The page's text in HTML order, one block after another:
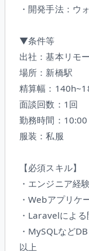
・開発手法：ウ
▼条件等
出社：基本リモ
場所：新橋駅
精算幅：
面談回数：1回
勤務時間：
服装：私服
【必須スキル】
・エンジニア経
・Webアプリケ
・Laravelによ
・MySQLなど
以上